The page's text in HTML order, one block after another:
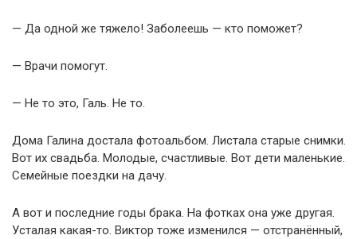
— Да одной же тяжело! Заболеешь — кто поможет?
— Врачи помогут.
— Не то это, Галь. Не то.
Дома Галина достала фотоальбом. Листала старые снимки.
Вот их свадьба. Молодые, счастливые. Вот дети маленькие.
Семейные поездки на дачу.
А вот и последние годы брака. На фотках она уже другая.
Усталая какая-то. Виктор тоже изменился — отстранённый,